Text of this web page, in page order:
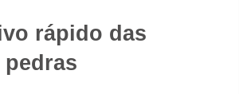
rápido das